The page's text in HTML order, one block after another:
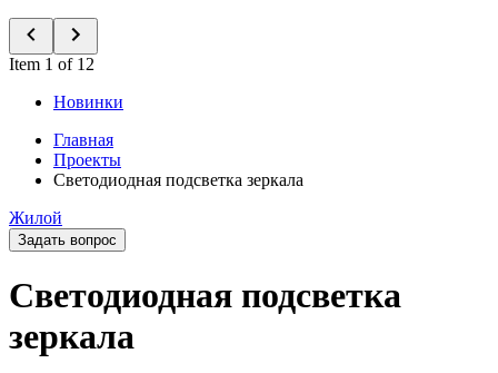
Item 1 of 12
Новинки
Главная
Проекты
Светодиодная подсветка зеркала
Жилой
Задать вопрос
Светодиодная подсветка
зеркала